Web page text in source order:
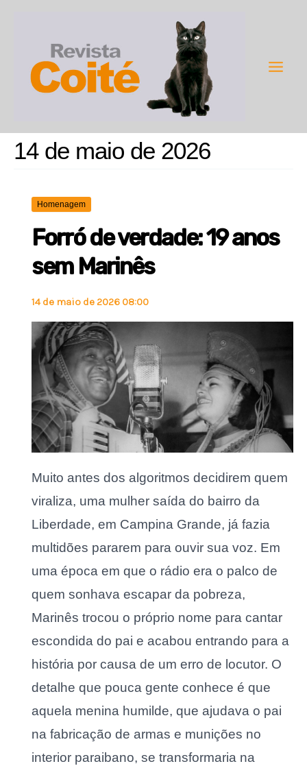
conteúdo
14 de maio de 2026
Homenagem
Forró de verdade: 19 anos
sem Marinês
14 de maio de 2026 08:00
Muito antes dos algoritmos decidirem quem
viraliza, uma mulher saída do bairro da
Liberdade, em Campina Grande, já fazia
multidões pararem para ouvir sua voz. Em
uma época em que o rádio era o palco de
quem sonhava escapar da pobreza,
Marinês trocou o próprio nome para cantar
escondida do pai e acabou entrando para a
história por causa de um erro de locutor. O
detalhe que pouca gente conhece é que
aquela menina humilde, que ajudava o pai
na fabricação de armas e munições no
interior paraibano, se transformaria na